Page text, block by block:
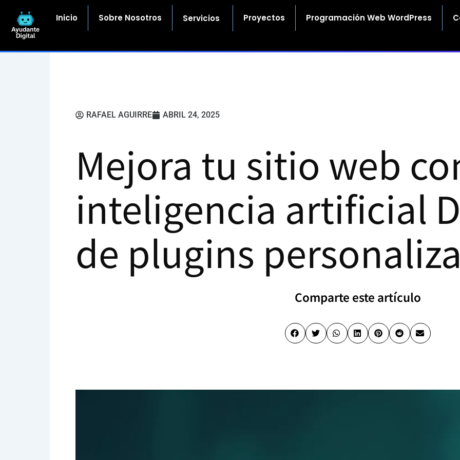
contenido
Inicio Sobre Nosotros Servicios Proyectos Programación Web WordPress
RAFAEL AGUIRRE ABRIL 24, 2025
Mejora tu sitio web
inteligencia artificial
de plugins
Comparte este artículo